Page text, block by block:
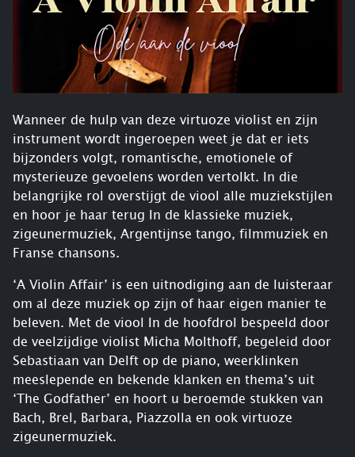
Wanneer de hulp van deze virtuoze violist en zijn
instrument wordt ingeroepen weet je dat er iets
bijzonders volgt, romantische, emotionele of
mysterieuze gevoelens worden vertolkt. In die
belangrijke rol overstijgt de viool alle muziekstijlen
en hoor je haar terug In de klassieke muziek,
zigeunermuziek, Argentijnse tango, filmmuziek en
Franse chansons.
‘A Violin Affair’ is een uitnodiging aan de luisteraar
om al deze muziek op zijn of haar eigen manier te
beleven. Met de viool In de hoofdrol bespeeld door
de veelzijdige violist Micha Molthoff, begeleid door
Sebastiaan van Delft op de piano, weerklinken
meeslepende en bekende klanken en thema’s uit
‘The Godfather’ en hoort u beroemde stukken van
Bach, Brel, Barbara, Piazzolla en ook virtuoze
zigeunermuziek.